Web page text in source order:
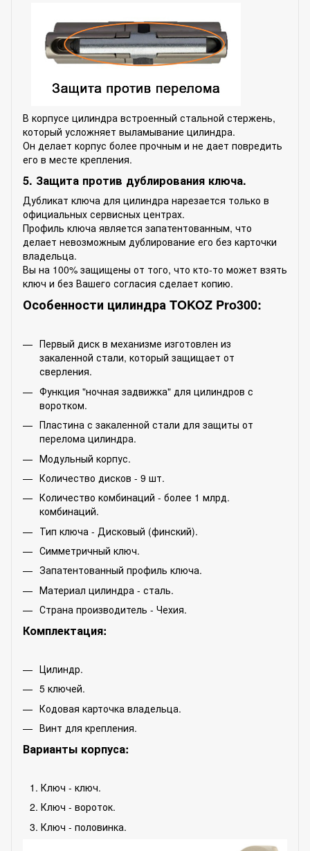
В корпусе цилиндра встроенный стальной стержень,
который усложняет выламывание цилиндра.
Он делает корпус более прочным и не дает повредить
его в месте крепления.
5. Защита против дублирования ключа.
Дубликат ключа для цилиндра нарезается только в
официальных сервисных центрах.
Профиль ключа является запатентованным, что
делает невозможным дублирование его без карточки
владельца.
Вы на 100% защищены от того, что кто-то может взять
ключ и без Вашего согласия сделает копию.
Особенности цилиндра TOKOZ Pro300:
Первый диск в механизме изготовлен из
закаленной стали, который защищает от
сверления.
Функция "ночная задвижка" для цилиндров с
воротком.
Пластина с закаленной стали для защиты от
перелома цилиндра.
Модульный корпус.
Количество дисков - 9 шт.
Количество комбинаций - более 1 млрд.
комбинаций.
Тип ключа - Дисковый (финский).
Симметричный ключ.
Запатентованный профиль ключа.
Материал цилиндра - сталь.
Страна производитель - Чехия.
Комплектация:
Цилиндр.
5 ключей.
Кодовая карточка владельца.
Винт для крепления.
Варианты корпуса:
Ключ - ключ.
Ключ - вороток.
Ключ - половинка.